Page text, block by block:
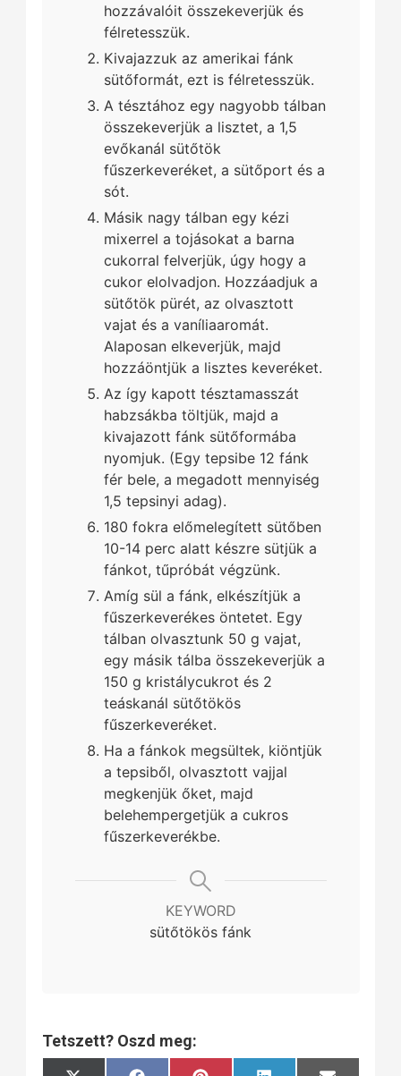
hozzávalóit összekeverjük és
félretesszük.
Kivajazzuk az amerikai fánk
sütőformát, ezt is félretesszük.
A tésztához egy nagyobb tálban
összekeverjük a lisztet, a 1,5
evőkanál sütőtök
fűszerkeveréket, a sütőport és a
sót.
Másik nagy tálban egy kézi
mixerrel a tojásokat a barna
cukorral felverjük, úgy hogy a
cukor elolvadjon. Hozzáadjuk a
sütőtök pürét, az olvasztott
vajat és a vaníliaaromát.
Alaposan elkeverjük, majd
hozzáöntjük a lisztes keveréket.
Az így kapott tésztamasszát
habzsákba töltjük, majd a
kivajazott fánk sütőformába
nyomjuk. (Egy tepsibe 12 fánk
fér bele, a megadott mennyiség
1,5 tepsinyi adag).
180 fokra előmelegített sütőben
10-14 perc alatt készre sütjük a
fánkot, tűpróbát végzünk.
Amíg sül a fánk, elkészítjük a
fűszerkeverékes öntetet. Egy
tálban olvasztunk 50 g vajat,
egy másik tálba összekeverjük a
150 g kristálycukrot és 2
teáskanál sütőtökös
fűszerkeveréket.
Ha a fánkok megsültek, kiöntjük
a tepsiből, olvasztott vajjal
megkenjük őket, majd
belehempergetjük a cukros
fűszerkeverékbe.
KEYWORD
sütőtökös fánk
Tetszett? Oszd meg: